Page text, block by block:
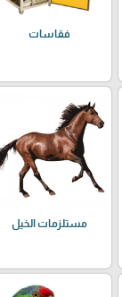
فقاسات
مستلزمات الخيل